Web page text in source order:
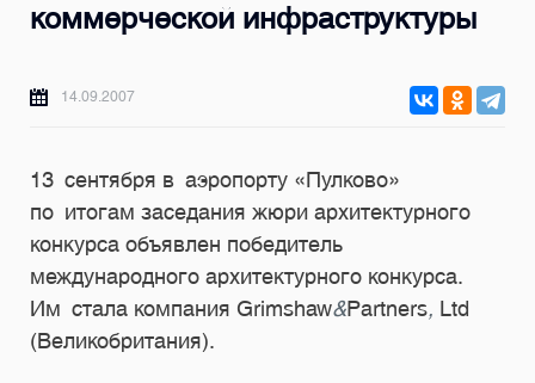
коммерческой инфраструктуры
14.09.2007
13 сентября в аэропорту «Пулково»
по итогам заседания жюри архитектурного
конкурса объявлен победитель
международного архитектурного конкурса.
Им стала компания Grimshaw&Partners, Ltd
(Великобритания).